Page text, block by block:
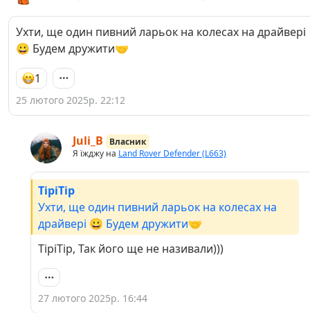
Ухти, ще один пивний ларьок на колесах на драйвері
😀 Будем дружити🤝
1
25 лютого 2025р. 22:12
Juli_B
Власник
Я їжджу на Land Rover Defender (L663)
TipiTip
Ухти, ще один пивний ларьок на колесах на
драйвері 😀 Будем дружити🤝
TipiTip, Так його ще не називали)))
27 лютого 2025р. 16:44